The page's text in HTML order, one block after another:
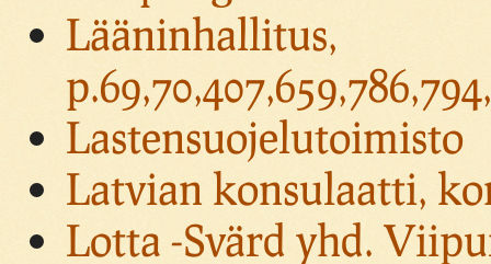
Lääninhallitus,
Lastensuojelutoimisto
Latvian konsulaatti,
Lotta -Svärd yhd.